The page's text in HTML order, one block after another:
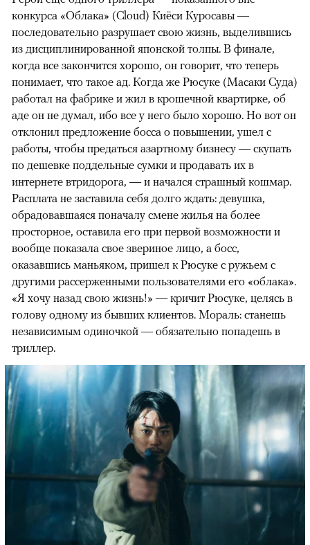
конкурса «Облака» (Cloud) Киёси Куросавы —
последовательно разрушает свою жизнь, выделившись
из дисциплинированной японской толпы. В финале,
когда все закончится хорошо, он говорит, что теперь
понимает, что такое ад. Когда же Рюсуке (Масаки Суда)
работал на фабрике и жил в крошечной квартирке, об
аде он не думал, ибо все у него было хорошо. Но вот он
отклонил предложение босса о повышении, ушел с
работы, чтобы предаться азартному бизнесу — скупать
по дешевке поддельные сумки и продавать их в
интернете втридорога, — и начался страшный кошмар.
Расплата не заставила себя долго ждать: девушка,
обрадовавшаяся поначалу смене жилья на более
просторное, оставила его при первой возможности и
вообще показала свое звериное лицо, а босс,
оказавшись маньяком, пришел к Рюсуке с ружьем с
другими рассерженными пользователями его «облака».
«Я хочу назад свою жизнь!» — кричит Рюсуке, целясь в
голову одному из бывших клиентов. Мораль: станешь
независимым одиночкой — обязательно попадешь в
триллер.